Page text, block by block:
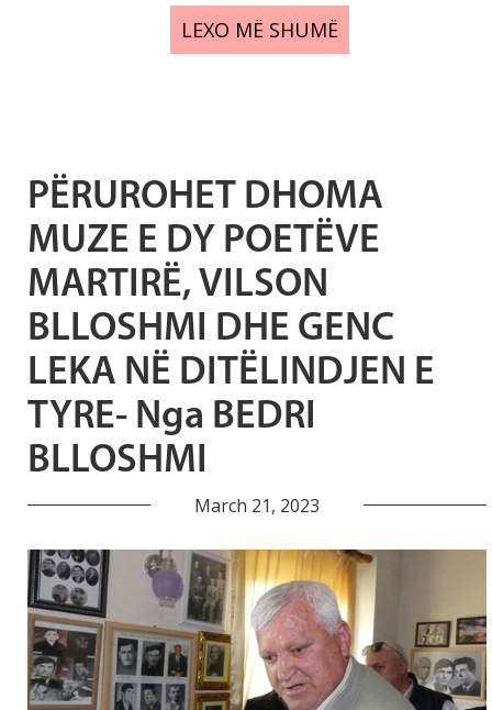
LEXO MË SHUMË
PËRUROHET DHOMA
MUZE E DY POETËVE
MARTIRË, VILSON
BLLOSHMI DHE GENC
LEKA NË DITËLINDJEN E
TYRE- Nga BEDRI
BLLOSHMI
March 21, 2023